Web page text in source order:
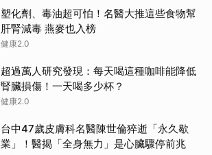
塑化劑、毒油超可怕！名醫大推這些食物幫
肝腎減毒 燕麥也入榜
健康2.0
超過萬人研究發現：每天喝這種咖啡能降低
腎臟損傷！一天喝多少杯？
健康2.0
台中47歲皮膚科名醫陳世倫猝逝「永久歇
業」！醫揭「全身無力」是心臟驟停前兆